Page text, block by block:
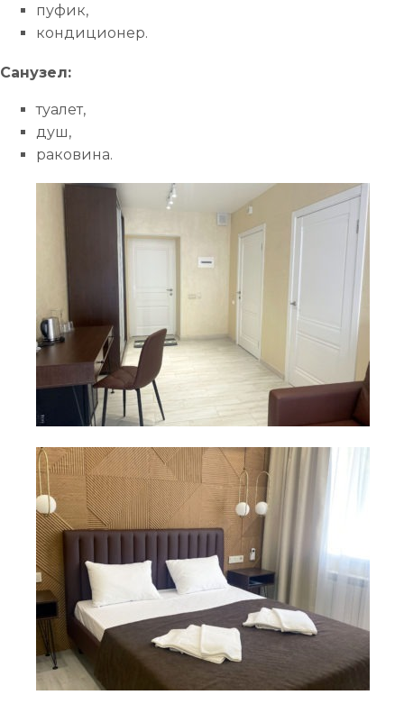
пуфик,
кондиционер.
Санузел:
туалет,
душ,
раковина.